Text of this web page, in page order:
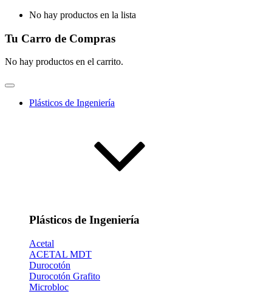
No hay productos en la lista
Tu Carro de Compras
No hay productos en el carrito.
Plásticos de Ingeniería
Plásticos de Ingeniería
Acetal
ACETAL MDT
Durocotón
Durocotón Grafito
Microbloc